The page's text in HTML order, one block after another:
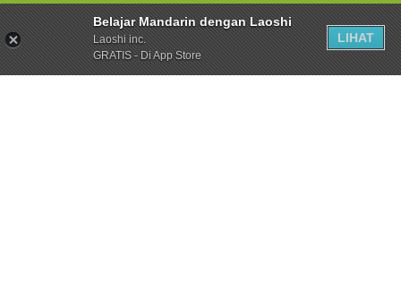
Belajar Mandarin dengan Laoshi
Laoshi inc.
GRATIS - Di App Store
LIHAT